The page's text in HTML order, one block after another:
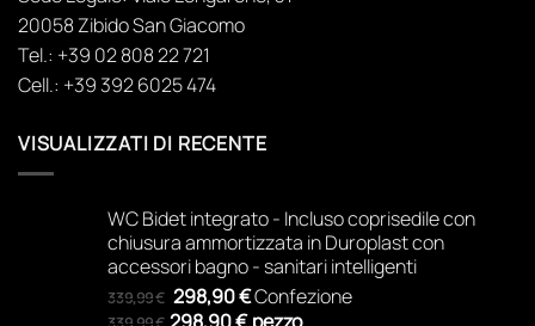
20058 Zibido San Giacomo
Tel.: +39 02 808 22 721
Cell.: +39 392 6025 474
VISUALIZZATI DI RECENTE
WC Bidet integrato - Incluso coprisedile con
chiusura ammortizzata in Duroplast con
accessori bagno - sanitari intelligenti
339,99€ Il
prezzo
298,90€Il
prezzo
Confezione